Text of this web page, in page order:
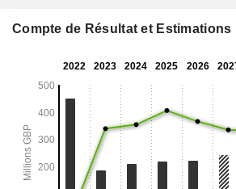
Compte de Résultat et Estimations